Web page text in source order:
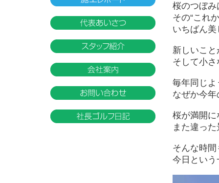
桜のつぼ
その“これ
いちばん
新しいこ
そして小
毎年同じ
なぜか今
桜が満開
また違っ
そんな時
今日とい